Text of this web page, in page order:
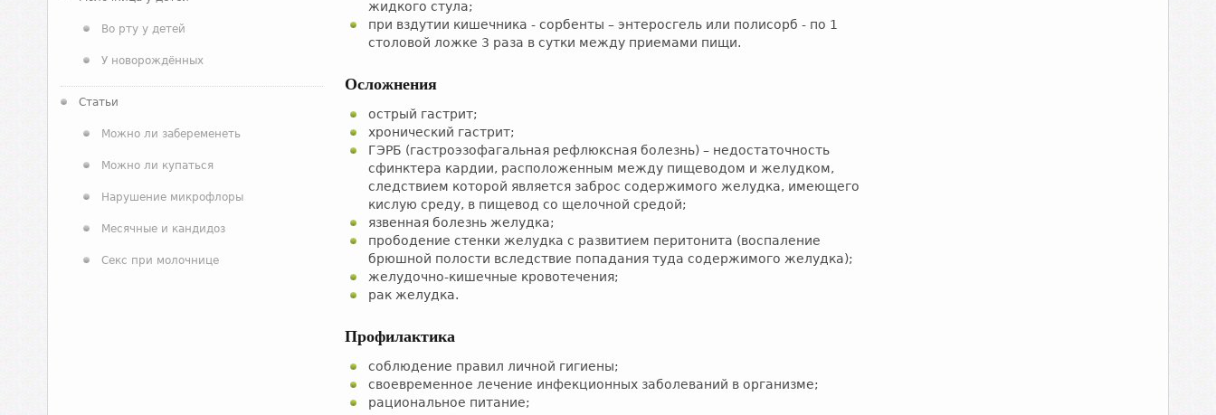
Во рту у детей
У новорождённых
Статьи
Можно ли забеременеть
Можно ли купаться
Нарушение микрофлоры
Месячные и кандидоз
Секс при молочнице
жидкого стула;
при вздутии кишечника - сорбенты – энтеросгель или полисорб - по 1
столовой ложке 3 раза в сутки между приемами пищи.
Осложнения
острый гастрит;
хронический гастрит;
ГЭРБ (гастроэзофагальная рефлюксная болезнь) – недостаточность
сфинктера кардии, расположенным между пищеводом и желудком,
следствием которой является заброс содержимого желудка, имеющего
кислую среду, в пищевод со щелочной средой;
язвенная болезнь желудка;
прободение стенки желудка с развитием перитонита (воспаление
брюшной полости вследствие попадания туда содержимого желудка);
желудочно-кишечные кровотечения;
рак желудка.
Профилактика
соблюдение правил личной гигиены;
своевременное лечение инфекционных заболеваний в организме;
рациональное питание;